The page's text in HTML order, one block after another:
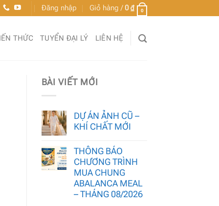
Đăng nhập Giỏ hàng /0₫ 0
THỨC TUYỂN ĐẠI LÝ LIÊN HỆ
BÀI VIẾT MỚI
DỰ ÁN ẢNH CŨ –
KHÍ CHẤT MỚI
THÔNG BÁO
CHƯƠNG TRÌNH
MUA CHUNG
ABALANCA MEAL
– THÁNG 08/2026